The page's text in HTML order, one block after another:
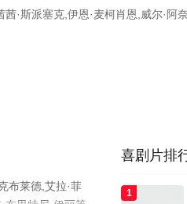
·斯派塞克,伊恩·麦柯肖恩,威尔·阿
布莱德,艾拉·菲
喜剧片排
1